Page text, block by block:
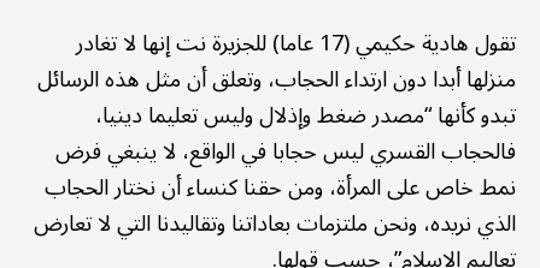
تقول هادية حكيمي (17 عاما) للجزيرة نت إنها لا تغادر
منزلها أبدا دون ارتداء الحجاب، وتعلق أن مثل هذه الرسائل
تبدو كأنها “مصدر ضغط وإذلال وليس تعليما دينيا،
فالحجاب القسري ليس حجابا في الواقع، لا ينبغي فرض
نمط خاص على المرأة، ومن حقنا كنساء أن نختار الحجاب
الذي نريده، ونحن ملتزمات بعاداتنا وتقاليدنا التي لا تعارض